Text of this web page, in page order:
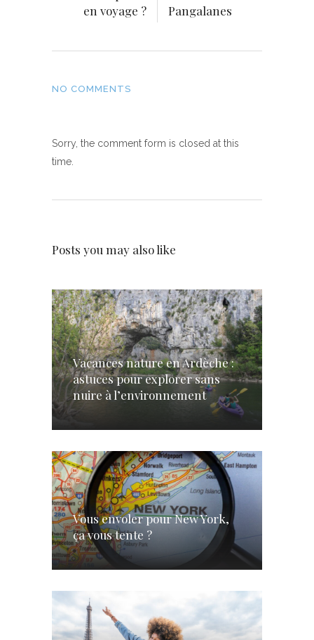
en voyage ?
Pangalanes
NO COMMENTS
Sorry, the comment form is closed at this
time.
Posts you may also like
Vacances nature en Ardèche :
astuces pour explorer sans
nuire à l’environnement
Vous envoler pour New York,
ça vous tente ?